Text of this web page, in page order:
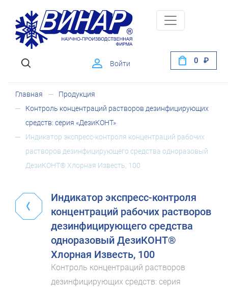
Войти 0
Главная
Продукция
Контроль концентраций растворов дезинфицирующих
средств: серия «ДезиКОНТ»
Индикатор экспресс-контроля концентраций рабочих
растворов дезинфицирующего средства одноразовый
ДезиКОНТ® Хлорная Известь, 100
Индикатор экспресс-контроля
концентраций рабочих растворов
дезинфицирующего средства
одноразовый ДезиКОНТ®
Хлорная Известь, 100
Контроль концентраций растворов
дезинфицирующих средств: серия